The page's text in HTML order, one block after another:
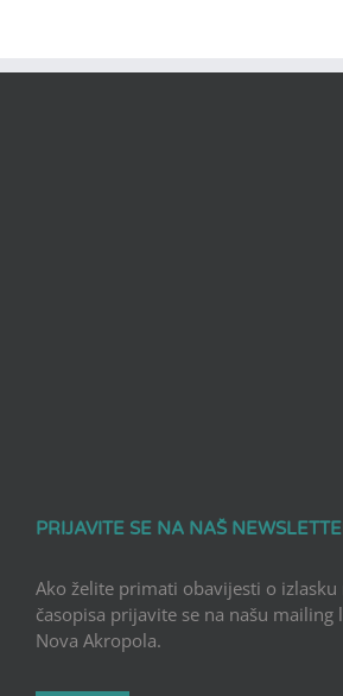
PRIJAVITE SE NA NAŠ
Ako želite primati obavijesti o
časopisa prijavite se na našu mailing
Nova Akropola.